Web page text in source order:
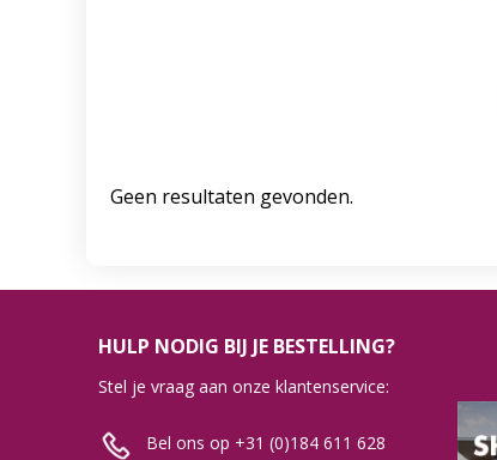
Geen resultaten gevonden.
HULP NODIG BIJ JE BESTELLING?
Stel je vraag aan onze klantenservice:
Bel ons op +31 (0)184 611 628